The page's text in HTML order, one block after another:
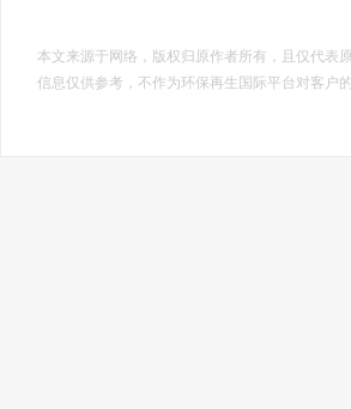
本文来源于网络，版权归原作者所有，且仅代表
信息仅供参考，不作为环保再生国际平台对客户